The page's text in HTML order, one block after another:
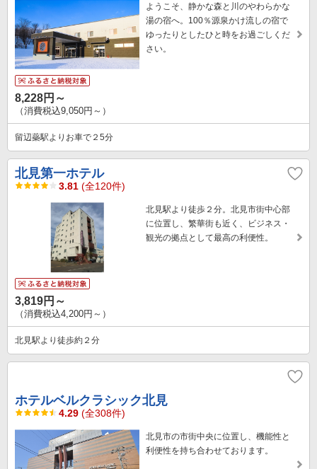
ようこそ、静かな森と川のやわらかな
湯の宿へ。100％源泉かけ流しの宿で
ゆったりとしたひと時をお過ごしくだ
さい。
8,228円～
（消費税込9,050円～）
留辺蘂駅よりお車で２5分
北見第一ホテル
3.81 (全120件)
北見駅より徒歩２分。北見市街中心部
に位置し、繁華街も近く、ビジネス・
観光の拠点として最高の利便性。
3,819円～
（消費税込4,200円～）
北見駅より徒歩約２分
ホテルベルクラシック北見
4.29 (全308件)
北見市の市街中央に位置し、機能性と
利便性を持ち合わせております。